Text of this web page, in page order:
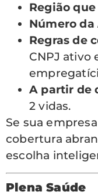
Região
Número da
Regras de
CNPJ ativo
A partir de
2 vidas.
Se sua
cobertura
escolha
Plena Saúde